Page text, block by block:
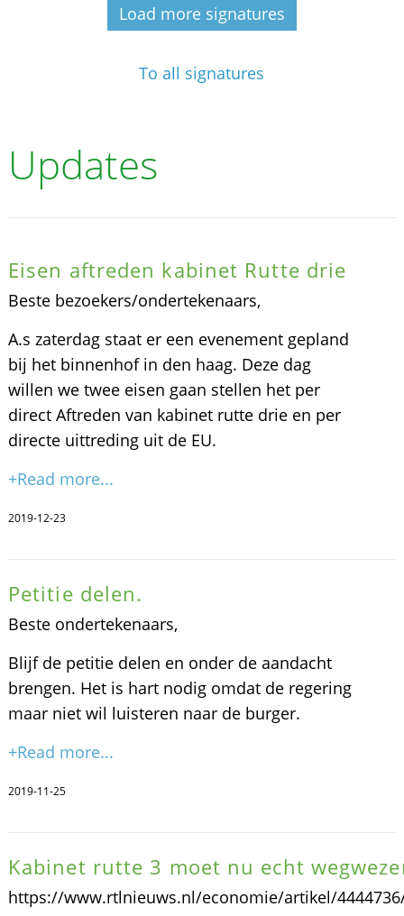
Load more signatures
To all signatures
Updates
Eisen aftreden kabinet Rutte drie
Beste bezoekers/ondertekenaars,
A.s zaterdag staat er een evenement gepland
bij het binnenhof in den haag. Deze dag
willen we twee eisen gaan stellen het per
direct Aftreden van kabinet rutte drie en per
directe uittreding uit de EU.
+Read more...
2019-12-23
Petitie delen.
Beste ondertekenaars,
Blijf de petitie delen en onder de aandacht
brengen. Het is hart nodig omdat de regering
maar niet wil luisteren naar de burger.
+Read more...
2019-11-25
Kabinet rutte 3 moet nu echt
https://www.rtlnieuws.nl/economie/artikel/